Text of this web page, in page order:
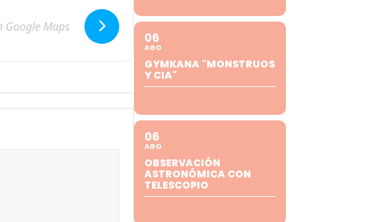
06
AGO
GYMKANA "MONSTRUOS
Y CIA"
06
AGO
OBSERVACIÓN
ASTRONÓMICA CON
TELESCOPIO